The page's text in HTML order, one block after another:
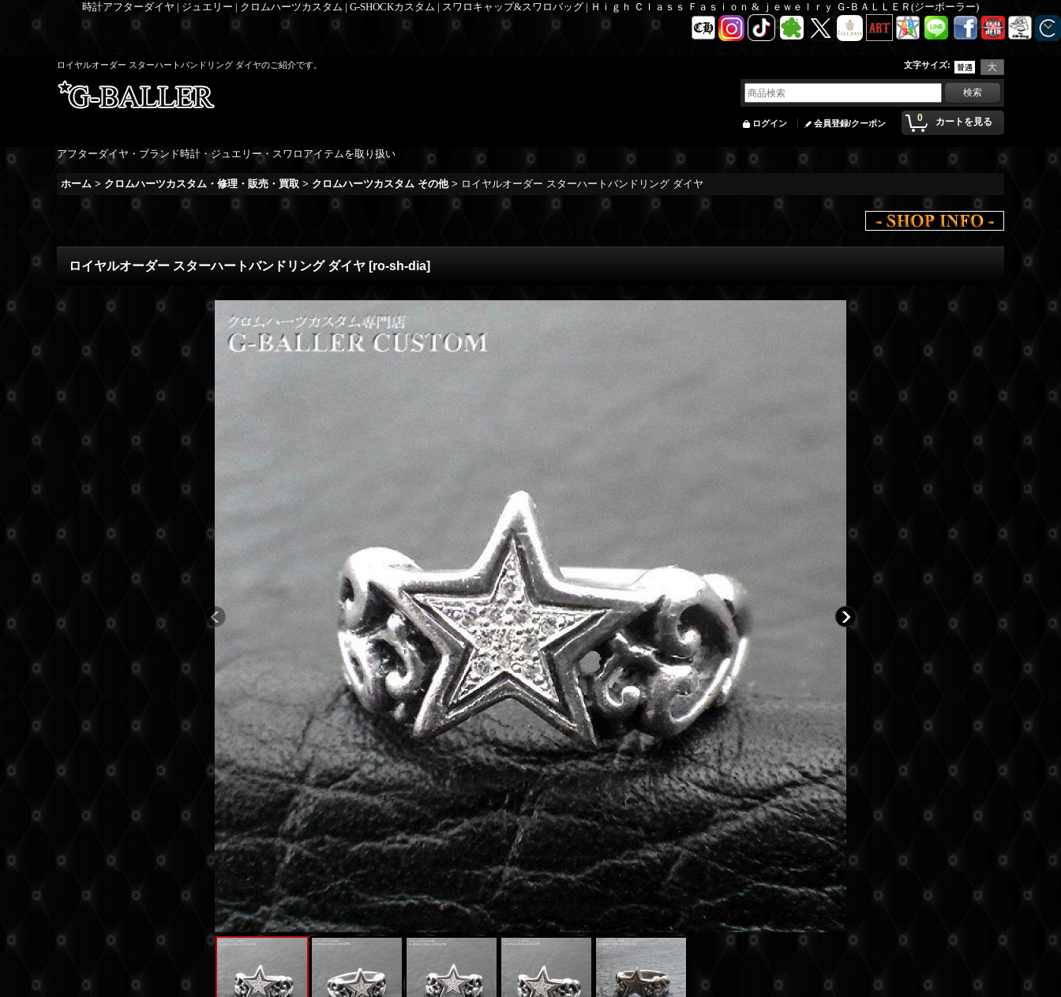
時計アフターダイヤ | ジュエリー | クロムハーツカスタム | G-SHOCKカスタム | スワロキャップ&スワロバッグ | Ｈｉｇｈ Ｃｌａｓｓ Ｆａｓｉｏｎ & ｊｅｗｅｌｒｙ Ｇ-ＢＡＬＬＥＲ(ジーボーラー)
ロイヤルオーダー スターハートバンドリング ダイヤのご紹介です。 文字サイズ:
0 カートを見る
ログイン 会員登録/クーポン
アフターダイヤ・ブランド時計・ジュエリー・スワロアイテムを取り扱い
ホーム > クロムハーツカスタム・修理・販売・買取 > クロムハーツカスタム その他 > ロイヤルオーダー スターハートバンドリング ダイヤ
ロイヤルオーダー スターハートバンドリング ダイヤ [ro-sh-dia]